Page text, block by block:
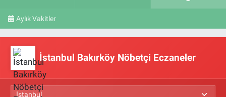
Aylık Vakitler
İstanbul Bakırköy Nöbetçi Eczaneler